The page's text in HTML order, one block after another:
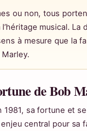
ou non, tous
musical. La
à mesure que la
de Bob
1981, sa fortune et
central pour sa